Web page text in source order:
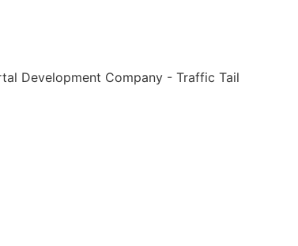
Development Company - Traffic Tail